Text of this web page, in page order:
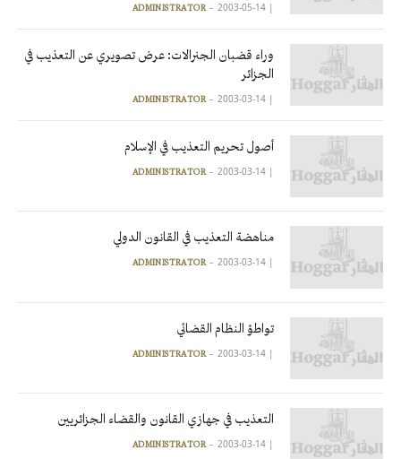
|
ADMINISTRATOR 2003-05-14
وراء قضبان الجنرالات: عرض تصويري عن التعذيب في
الجزائر
|
ADMINISTRATOR 2003-03-14
أصول تحريم التعذيب في الإسلام
|
ADMINISTRATOR 2003-03-14
مناهضة التعذيب في القانون الدولي
|
ADMINISTRATOR 2003-03-14
تواطؤ النظام القضائي
|
ADMINISTRATOR 2003-03-14
التعذيب في جهازي القانون والقضاء الجزائريين
|
ADMINISTRATOR 2003-03-14